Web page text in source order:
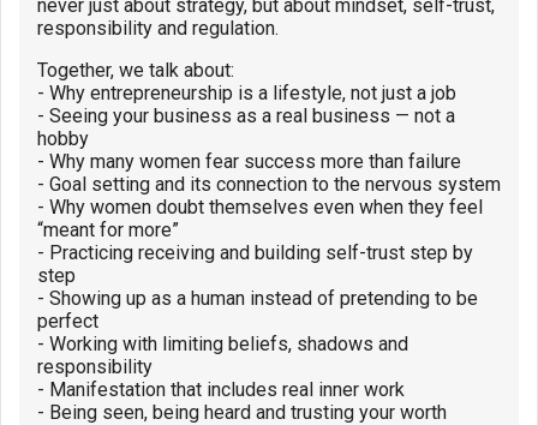
never just about strategy, but about mindset, self-trust,
responsibility and regulation.
Together, we talk about:
- Why entrepreneurship is a lifestyle, not just a job
- Seeing your business as a real business — not a
hobby
- Why many women fear success more than failure
- Goal setting and its connection to the nervous system
- Why women doubt themselves even when they feel
“meant for more”
- Practicing receiving and building self-trust step by
step
- Showing up as a human instead of pretending to be
perfect
- Working with limiting beliefs, shadows and
responsibility
- Manifestation that includes real inner work
- Being seen, being heard and trusting your worth